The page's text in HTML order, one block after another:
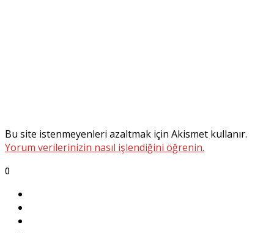
Bu site istenmeyenleri azaltmak için Akismet kullanır.
Yorum verilerinizin nasıl işlendiğini öğrenin.
0